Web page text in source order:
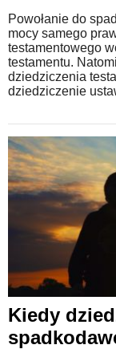
Powołanie do
mocy samego
testamentowego
testamentu.
dziedziczenia
dziedziczenie
Kiedy